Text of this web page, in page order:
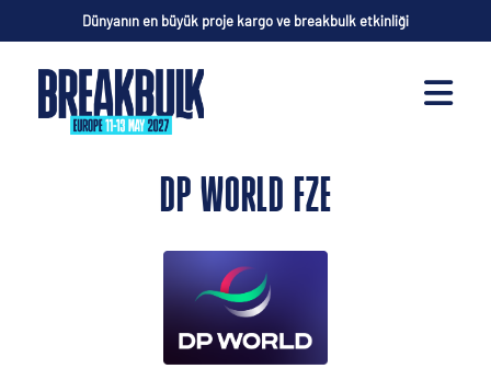
Dünyanın en büyük proje kargo ve breakbulk etkinliği
DP WORLD FZE